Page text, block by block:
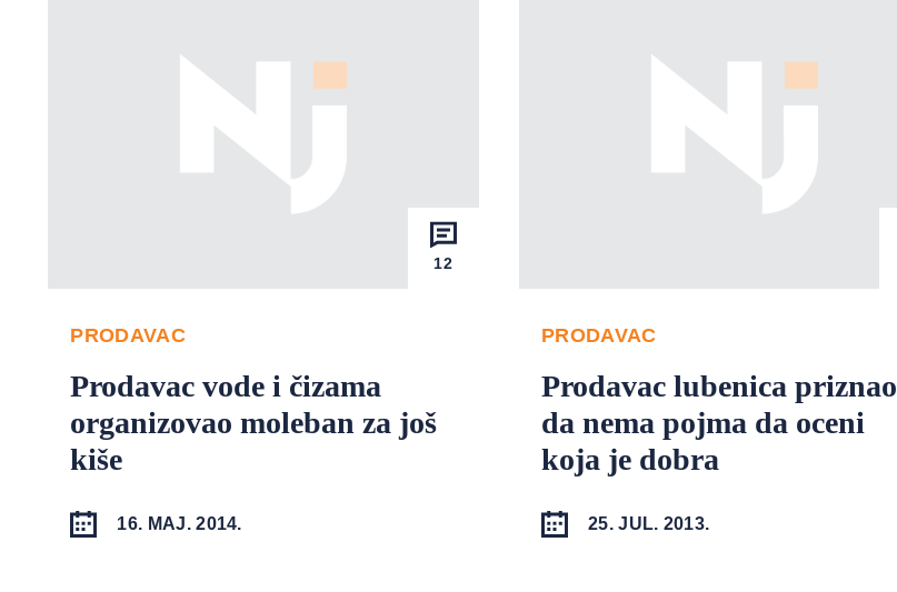
12
PRODAVAC
Prodavac vode i čizama
organizovao moleban za još
kiše
16. MAJ. 2014.
PRODAVAC
Prodavac lubenica priznao
da nema pojma da oceni
koja je dobra
25. JUL. 2013.